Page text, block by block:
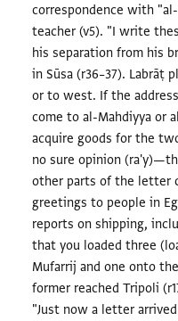
correspondence with
teacher (v5). "I write
his separation from his
in Sūsa (r36–37). Labrāṭ
or to west. If the
come to al-Mahdiyya or
acquire goods for the
no sure opinion
other parts of the letter
greetings to people in
reports on shipping,
that you loaded three
Mufarrij and one onto
former reached Tripoli
"Just now a letter